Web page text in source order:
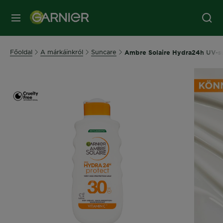
MENÜ
Főoldal A márkáinkról Suncare Ambre Solaire Hydra24h UV-